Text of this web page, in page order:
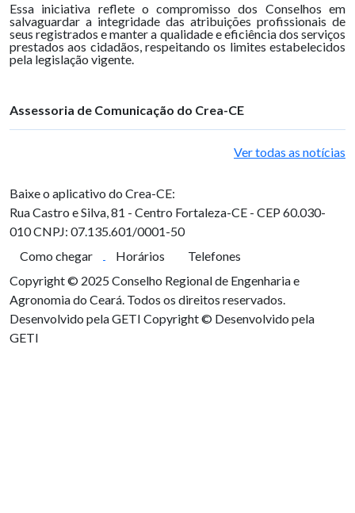
Essa iniciativa reflete o compromisso dos Conselhos em
salvaguardar a integridade das atribuições profissionais de
seus registrados e manter a qualidade e eficiência dos serviços
prestados aos cidadãos, respeitando os limites estabelecidos
pela legislação vigente.
Assessoria de Comunicação do Crea-CE
Ver todas as notícias
Baixe o aplicativo do Crea-CE:
Rua Castro e Silva, 81 - Centro Fortaleza-CE - CEP 60.030-
010CNPJ: 07.135.601/0001-50
Como chegar
Horários
Telefones
Copyright © 2025 Conselho Regional de Engenharia e
Agronomia do Ceará. Todos os direitos reservados.
Desenvolvido pela GETI Copyright © Desenvolvido pela
GETI